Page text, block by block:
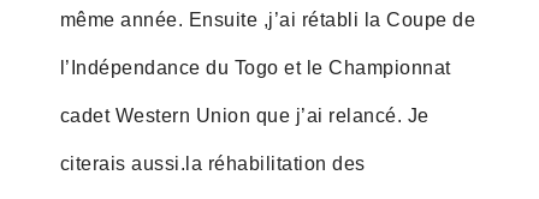
même année. Ensuite ,j’ai rétabli la Coupe de
l’Indépendance du Togo et le Championnat
cadet Western Union que j’ai relancé. Je
citerais aussi.la réhabilitation des